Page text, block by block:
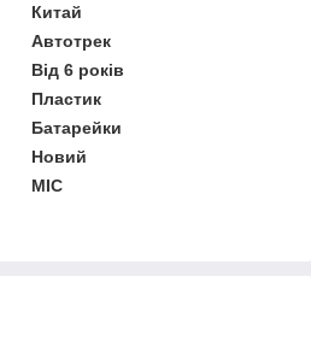
Китай
Автотрек
Від 6 років
Пластик
Батарейки
Новий
MIC